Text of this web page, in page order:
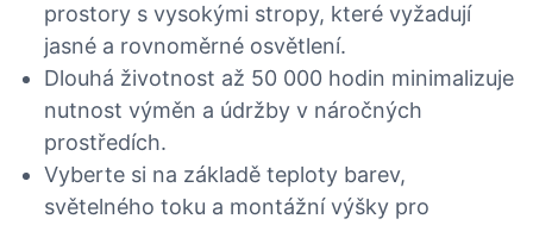
prostory s vysokými stropy, které vyžadují
jasné a rovnoměrné osvětlení.
Dlouhá životnost až 50 000 hodin minimalizuje
nutnost výměn a údržby v náročných
prostředích.
Vyberte si na základě teploty barev,
světelného toku a montážní výšky pro